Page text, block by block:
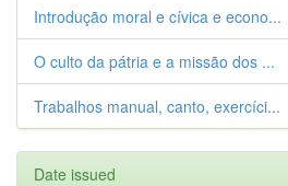
Introdução moral e cívica e econo...
O culto da pátria e a missão dos ...
Trabalhos manual, canto, exercíci...
Date issued